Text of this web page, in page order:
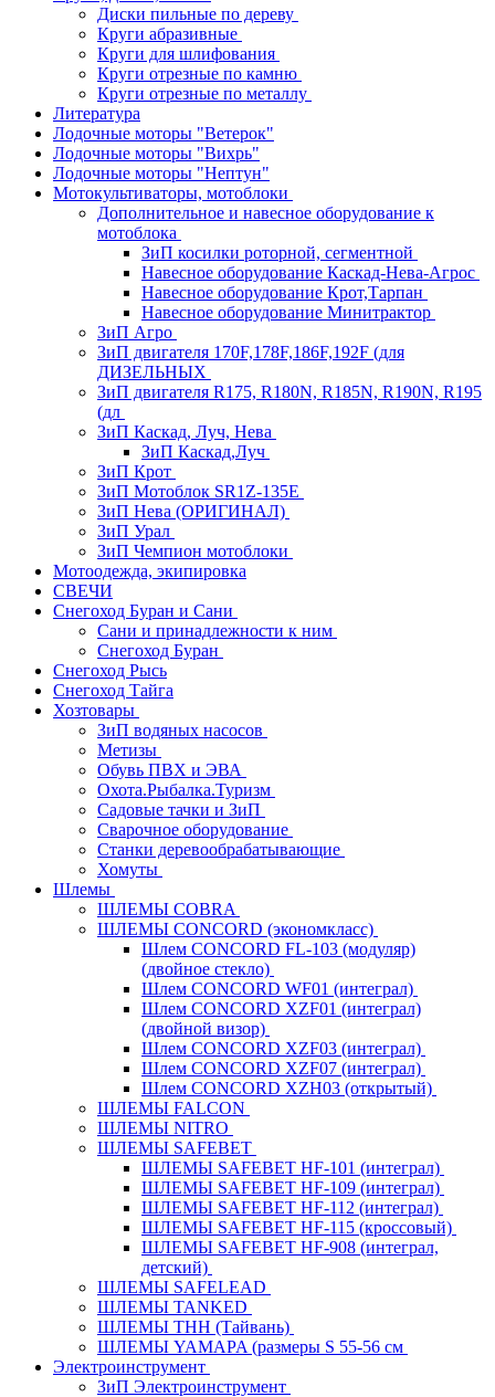
Диски пильные по дереву
Круги абразивные
Круги для шлифования
Круги отрезные по камню
Круги отрезные по металлу
Литература
Лодочные моторы "Ветерок"
Лодочные моторы "Вихрь"
Лодочные моторы "Нептун"
Мотокультиваторы, мотоблоки
Дополнительное и навесное оборудование к
мотоблока
ЗиП косилки роторной, сегментной
Навесное оборудование Каскад-Нева-Агрос
Навесное оборудование Крот,Тарпан
Навесное оборудование Минитрактор
ЗиП Агро
ЗиП двигателя 170F,178F,186F,192F (для
ДИЗЕЛЬНЫХ
ЗиП двигателя R175, R180N, R185N, R190N, R195
(дл
ЗиП Каскад, Луч, Нева
ЗиП Каскад,Луч
ЗиП Крот
ЗиП Мотоблок SR1Z-135E
ЗиП Нева (ОРИГИНАЛ)
ЗиП Урал
ЗиП Чемпион мотоблоки
Мотоодежда, экипировка
СВЕЧИ
Снегоход Буран и Сани
Сани и принадлежности к ним
Снегоход Буран
Снегоход Рысь
Снегоход Тайга
Хозтовары
ЗиП водяных насосов
Метизы
Обувь ПВХ и ЭВА
Охота.Рыбалка.Туризм
Садовые тачки и ЗиП
Сварочное оборудование
Станки деревообрабатывающие
Хомуты
Шлемы
ШЛЕМЫ COBRA
ШЛЕМЫ CONCORD (экономкласс)
Шлем CONCORD FL-103 (модуляр)
(двойное стекло)
Шлем CONCORD WF01 (интеграл)
Шлем CONCORD XZF01 (интеграл)
(двойной визор)
Шлем CONCORD XZF03 (интеграл)
Шлем CONCORD XZF07 (интеграл)
Шлем CONCORD XZH03 (открытый)
ШЛЕМЫ FALCON
ШЛЕМЫ NITRO
ШЛЕМЫ SAFEBET
ШЛЕМЫ SAFEBET HF-101 (интеграл)
ШЛЕМЫ SAFEBET HF-109 (интеграл)
ШЛЕМЫ SAFEBET HF-112 (интеграл)
ШЛЕМЫ SAFEBET HF-115 (кроссовый)
ШЛЕМЫ SAFEBET HF-908 (интеграл,
детский)
ШЛЕМЫ SAFELEAD
ШЛЕМЫ TANKED
ШЛЕМЫ THH (Тайвань)
ШЛЕМЫ YAMAPA (размеры S 55-56 см
Электроинструмент
ЗиП Электроинструмент